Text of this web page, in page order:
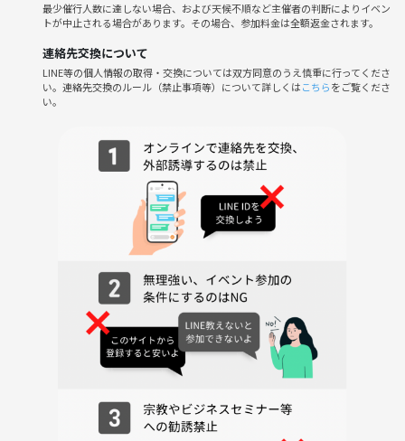
お散歩やレトロスポット好きな方は参加してみてください😸😸お待ち
最少催行人数に達しない場合、および天候不順など主催者の判断によりイベン
トが中止される場合があります。その場合、参加料金は全額返金されます。
連絡先交換について
LINE等の個人情報の取得・交換については双方同意のうえ慎重に行ってくださ
い。連絡先交換のルール（禁止事項等）について詳しくはこちらをご覧くださ
い。